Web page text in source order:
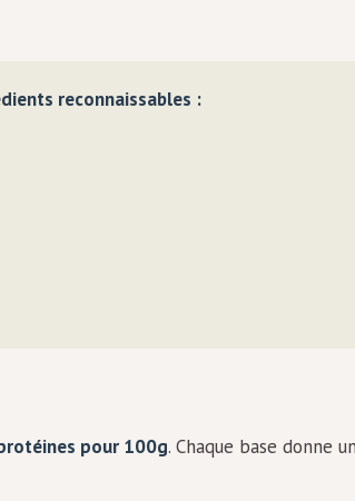
reconnaissables :
pour 100g. Chaque base donne